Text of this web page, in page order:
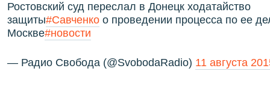
Ростовский суд переслал в Донецк ходатайство
защиты#Савченко о проведении процесса по ее
Москве#новости
— Радио Свобода (@SvobodaRadio) 11 августа